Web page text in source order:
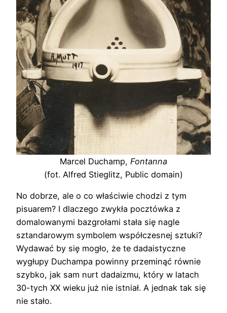
Marcel Duchamp, Fontanna
(fot. Alfred Stieglitz, Public domain)
No dobrze, ale o co właściwie chodzi z tym
pisuarem? I dlaczego zwykła pocztówka z
domalowanymi bazgrołami stała się nagle
sztandarowym symbolem współczesnej sztuki?
Wydawać by się mogło, że te dadaistyczne
wygłupy Duchampa powinny przeminąć równie
szybko, jak sam nurt dadaizmu, który w latach
30-tych XX wieku już nie istniał. A jednak tak się
nie stało.